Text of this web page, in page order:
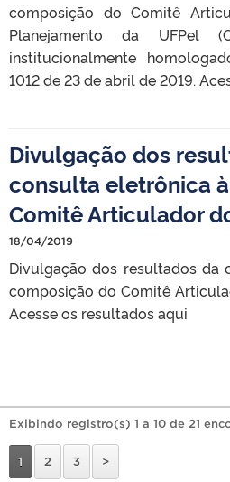
composição do Comitê
Planejamento da UFPel
institucionalmente
1012 de 23 de abril de 2019.
Divulgação dos
consulta eletrônica
Comitê Articulador
18/04/2019
Divulgação dos resultados da
composição do Comitê
Acesse os resultados aqui
Exibindo registro(s) 1 a 10 de 21
1 2 3 >